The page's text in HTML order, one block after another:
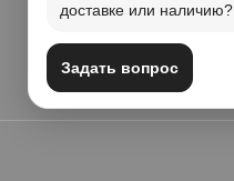
доставке или наличию?
Задать вопрос